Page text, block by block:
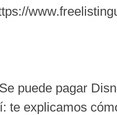
puede pagar
te explicamos